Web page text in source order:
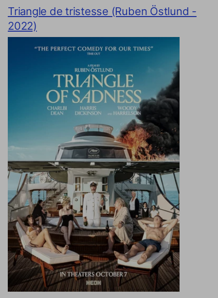
Triangle de tristesse (Ruben Östlund -
2022)